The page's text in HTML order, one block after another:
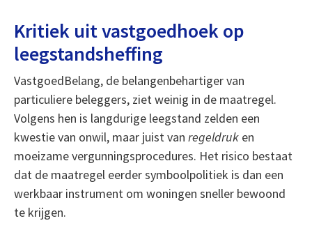
Kritiek uit vastgoedhoek op
leegstandsheffing
VastgoedBelang, de belangenbehartiger van
particuliere beleggers, ziet weinig in de maatregel.
Volgens hen is langdurige leegstand zelden een
kwestie van onwil, maar juist van regeldruken
moeizame vergunningsprocedures. Het risico bestaat
dat de maatregel eerder symboolpolitiek is dan een
werkbaar instrument om woningen sneller bewoond
te krijgen.